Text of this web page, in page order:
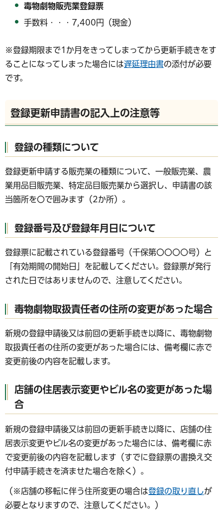
毒物劇物販売業登録票
手数料・・・7,400円（現金）
※登録期限まで1か月をきってしまってから更新手続きをす
ることになってしまった場合には遅延理由書の添付が必要
です。
登録更新申請書の記入上の注意等
登録の種類について
登録更新申請する販売業の種類について、一般販売業、農
業用品目販売業、特定品目販売業から選択し、申請書の該
当箇所を〇で囲みます（2か所）。
登録番号及び登録年月日について
登録票に記載されている登録番号（千保第〇〇〇〇号）と
「有効期間の開始日」を記載してください。登録票が発行
された日ではありませんので、注意してください。
毒物劇物取扱責任者の住所の変更があった場合
新規の登録申請後又は前回の更新手続き以降に、毒物劇物
取扱責任者の住所の変更があった場合には、備考欄に赤で
変更前後の内容を記載します。
店舗の住居表示変更やビル名の変更があった場
合
新規の登録申請後又は前回の更新手続き以降に、店舗の住
居表示変更やビル名の変更があった場合には、備考欄に赤
で変更前後の内容を記載します（すでに登録票の書換え交
付申請手続きを済ませた場合を除く）。
（※店舗の移転に伴う住所変更の場合は登録の取り直しが
必要となりますので、注意してください。）